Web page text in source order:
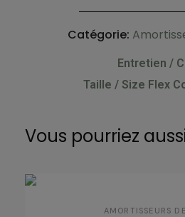
Catégorie
Entretien /
Taille / Size Flex
Vous pourriez
AMORTISSEURS